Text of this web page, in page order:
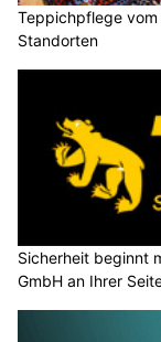
Teppichpflege
Standorten
Sicherheit beginnt
GmbH an Ihrer